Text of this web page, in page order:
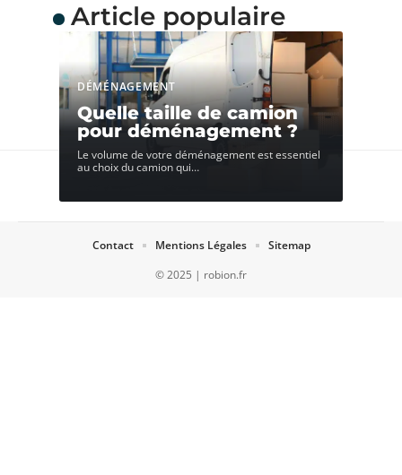
Article populaire
DÉMÉNAGEMENT
Quelle taille de camion
pour déménagement ?
Le volume de votre déménagement est essentiel
au choix du camion qui…
© 2025 | robion.fr
Contact Mentions Légales Sitemap